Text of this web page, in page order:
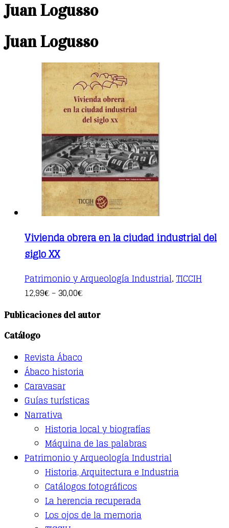
Juan Logusso
Juan Logusso
Vivienda obrera en la ciudad industrial del
siglo XX
Patrimonio y Arqueología Industrial, TICCIH
This
product
has
multiple
The
may
be
chosen
on
the
product
page
12,99€ – 30,00€
Publicaciones del autor
Catálogo
Revista Ábaco
Ábaco historia
Caravasar
Guías turísticas
Narrativa
Historia local y biografías
Máquina de las palabras
Patrimonio y Arqueología Industrial
Historia, Arquitectura e Industria
Catálogos fotográficos
La herencia recuperada
Los ojos de la memoria